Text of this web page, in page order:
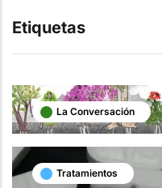
Etiquetas
La Conversación
Tratamientos